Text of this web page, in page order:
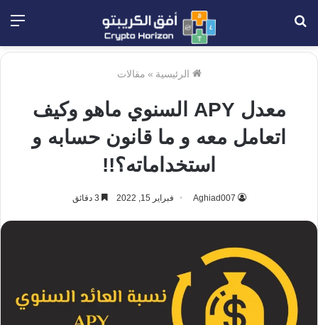
الرئيسية » مقالات
معدل APY السنوي ماهو وكيف
اتعامل معه و ما قانون حسابه و
استخداماته؟!!
Aghiad007 فبراير 15, 2022